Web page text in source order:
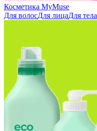
Косметика MyMuse
Для волосДля лицаДля тела